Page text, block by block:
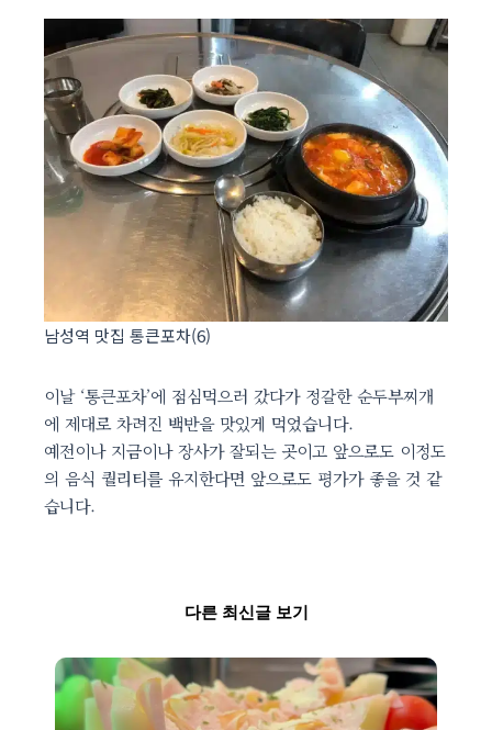
남성역 맛집 통큰포차(6)
이날 ‘통큰포차’에 점심먹으러 갔다가 정갈한 순두부찌개
에 제대로 차려진 백반을 맛있게 먹었습니다.
예전이나 지금이나 장사가 잘되는 곳이고 앞으로도 이정도
의 음식 퀄리티를 유지한다면 앞으로도 평가가 좋을 것 같
습니다.
다른 최신글 보기
Page PagePagePagePage